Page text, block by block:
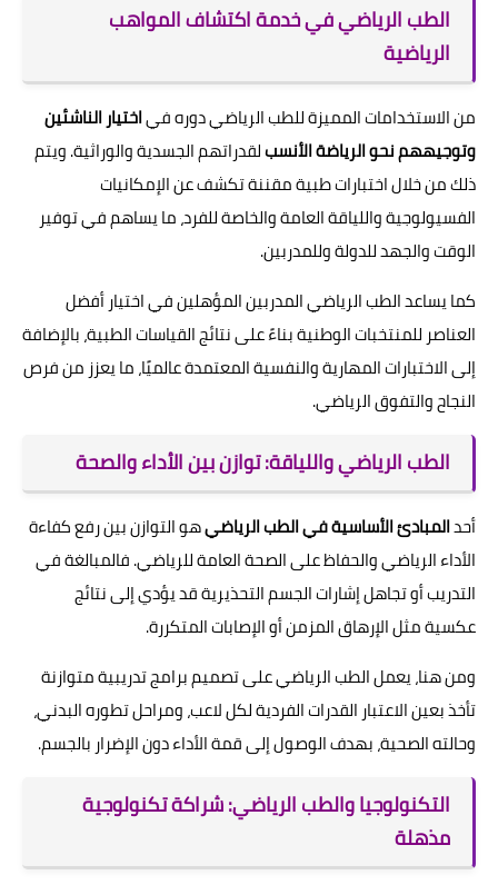
الطب الرياضي في خدمة اكتشاف المواهب
الرياضية
من الاستخدامات المميزة للطب الرياضي دوره فياختيار الناشئين
وتوجيههم نحو الرياضة الأنسبلقدراتهم الجسدية والوراثية. ويتم
ذلك من خلال اختبارات طبية مقننة تكشف عن الإمكانيات
الفسيولوجية واللياقة العامة والخاصة للفرد، ما يساهم في توفير
الوقت والجهد للدولة وللمدربين.
كما يساعد الطب الرياضي المدربين المؤهلين في اختيار أفضل
العناصر للمنتخبات الوطنية بناءً على نتائج القياسات الطبية، بالإضافة
إلى الاختبارات المهارية والنفسية المعتمدة عالميًا، ما يعزز من فرص
النجاح والتفوق الرياضي.
الطب الرياضي واللياقة: توازن بين الأداء والصحة
أحدالمبادئ الأساسية في الطب الرياضيهو التوازن بين رفع كفاءة
الأداء الرياضي والحفاظ على الصحة العامة للرياضي. فالمبالغة في
التدريب أو تجاهل إشارات الجسم التحذيرية قد يؤدي إلى نتائج
عكسية مثل الإرهاق المزمن أو الإصابات المتكررة.
ومن هنا، يعمل الطب الرياضي على تصميم برامج تدريبية متوازنة
تأخذ بعين الاعتبار القدرات الفردية لكل لاعب، ومراحل تطوره البدني،
وحالته الصحية، بهدف الوصول إلى قمة الأداء دون الإضرار بالجسم.
التكنولوجيا والطب الرياضي: شراكة تكنولوجية
مذهلة